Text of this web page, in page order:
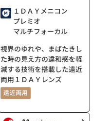
１ＤＡＹメニコン
プレミオ
マルチフォーカル
視界のゆれや、まばたきし
た時の見え方の違和感を軽
減する技術を搭載した遠近
両用１ＤＡＹレンズ